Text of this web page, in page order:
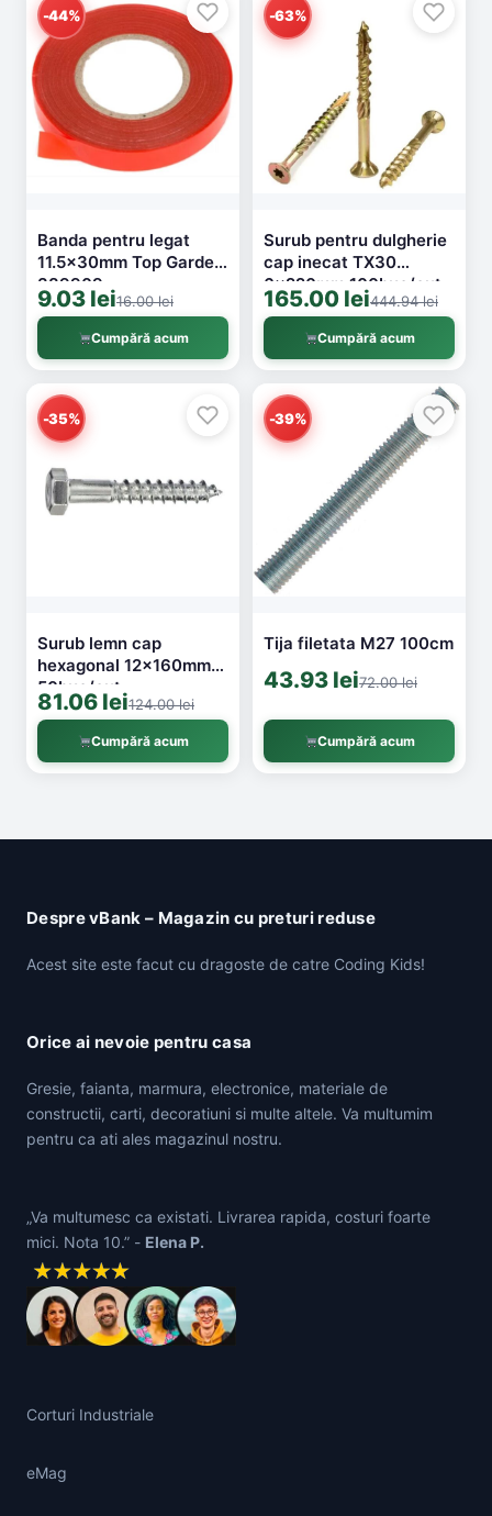
-44%
Banda pentru legat
11.5x30mm Top Garden
389909
9.03 lei16.00 lei
Cumpără acum
-63%
Surub pentru dulgherie
cap inecat TX30
6x220mm 100buc/cut
165.00 lei444.94 lei
Cumpără acum
-35%
Surub lemn cap
hexagonal 12x160mm
50buc/cut
81.06 lei124.00 lei
Cumpără acum
-39%
Tija filetata M27 100cm
43.93 lei72.00 lei
Cumpără acum
Despre vBank – Magazin cu preturi reduse
Acest site este facut cu dragoste de catre Coding Kids!
Orice ai nevoie pentru casa
Gresie, faianta, marmura, electronice, materiale de
constructii, carti, decoratiuni si multe altele. Va multumim
pentru ca ati ales magazinul nostru.
„Va multumesc ca existati. Livrarea rapida, costuri foarte
mici. Nota 10.” - Elena P.
Corturi Industriale
eMag